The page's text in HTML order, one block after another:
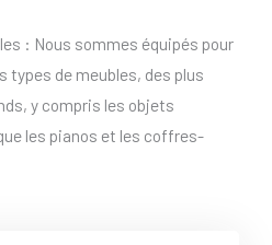
: Nous sommes équipés pour
types de meubles, des plus
y compris les objets
les pianos et les coffres-